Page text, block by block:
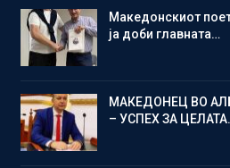
Македонскиот
ја доби главната…
МАКЕДОНЕЦ ВО
– УСПЕХ ЗА